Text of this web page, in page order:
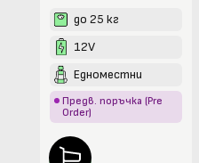
до 25 кг
12V
Едноместни
Предв. поръчка (Pre
Order)